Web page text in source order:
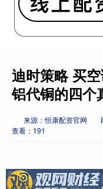
迪时策略 买
铝代铜的四个
来源：恒康配资官网
查看：191